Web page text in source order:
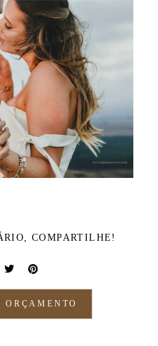
COMPARTILHE!